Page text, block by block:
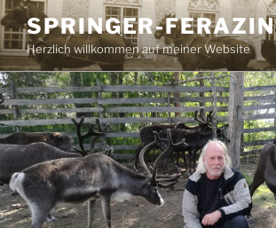
Zum
Inhalt
springen
SPRINGER-FERAZIN
Herzlich willkommen auf meiner Website